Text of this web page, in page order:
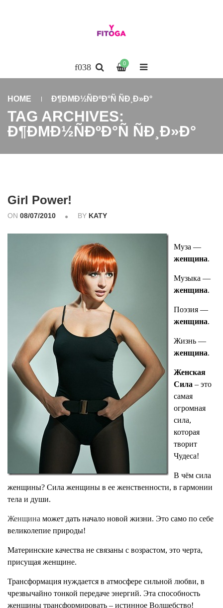
0
HOME Ð¶ÐΜÐ½ÑÐºÐ°Ñ ÑÐ¸Ð»Ð°
TAG ARCHIVES:
Ð¶ÐΜÐ½ÑÐºÐ°Ñ ÑÐ¸Ð»Ð°
Girl Power!
ON 08/07/2010 BY KATY
Муза —
женщина.
Музыка —
женщина.
Поэзия —
женщина.
Жизнь —
женщина.
Женская
Сила – это
самая
огромная
сила,
которая
творит
Чудеса!
В чём сила
женщины? Сила женщины в ее женственности, в гармонии
тела и души.
Женщина может дать начало новой жизни. Это само по себе
великолепие природы!
Материнские качества не связаны с возрастом, это черта,
присущая женщине.
Трансформация нуждается в атмосфере сильной любви, в
чрезвычайно тонкой передаче энергий. Эта способность
женщины трансформировать – истинное Волшебство!